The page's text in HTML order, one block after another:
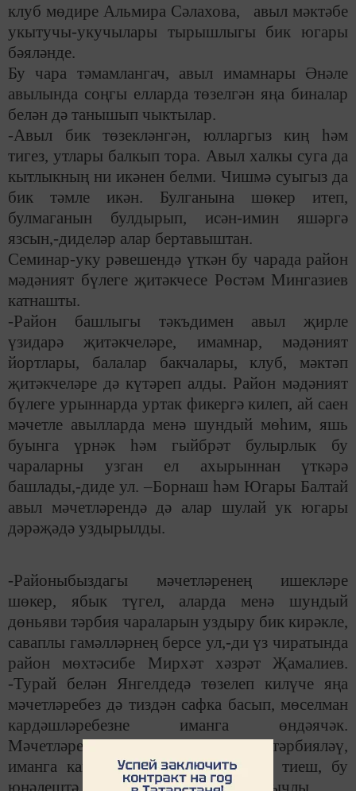
клуб мөдире Альмира Сәлахова, авыл мәктәбе
укытучы-укучылары тырышлыгы бик югары
бәяләнде.
Бу чара тәмамлангач, авыл имамнары Әнәле
авылында соңгы елларда төзелгән яңа биналар
белән дә танышып чыктылар.
-Авыл бик төзекләнгән, юлларгыз киң һәм
тигез, утлары балкып тора. Авыл халкы суга да
кытлыкның ни икәнен белми. Чишмә суыгыз да
бик тәмле икән. Булганына шөкер итеп,
булмаганын булдырып, исән-имин яшәргә
язсын,-диделәр алар бертавыштан.
Семинар-уку рәвешендә үткән бу чарада район
мәдәният бүлеге җитәкчесе Рөстәм Мингазиев
катнашты.
-Район башлыгы тәкъдимен авыл җирле
үзидарә җитәкчеләре, имамнар, мәдәният
йортлары, балалар бакчалары, клуб, мәктәп
җитәкчеләре дә күтәреп алды. Район мәдәният
бүлеге урыннарда уртак фикергә килеп, ай саен
мәчетле авылларда менә шундый мөһим, яшь
буынга үрнәк һәм гыйбрәт булырлык бу
чараларны узган ел ахырыннан үткәрә
башлады,-диде ул. –Борнаш һәм Югары Балтай
авыл мәчетләрендә дә алар шулай ук югары
дәрәҗәдә уздырылды.
-Районыбыздагы мәчетләренең ишекләре
шөкер, ябык түгел, аларда менә шундый
дөньяви тәрбия чараларын уздыру бик кирәкле,
саваплы гамәлләрнең берсе ул,-ди үз чиратында
район мөхтәсибе Мирхәт хәзрәт Җамалиев.
-Турай белән Янгелдедә төзелеп килүче яңа
мәчетләребез дә тиздән сафка басып, мөселман
кардәшләребезне иманга өндәячәк.
Мәчетләребез яшьләребезне дөрес тәрбияләү,
иманга кайтару урыны булырга да тиеш, бу
юнәлештә без максатчан эшләргә бурычлы.